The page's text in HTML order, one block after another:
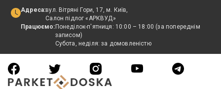
Адреса:вул. Вітряні Гори, 17, м. Київ,
Салон підлог «АРКВУД»
Працюємо: Понеділок-п'ятниця: 10:00 – 18:00 (за попереднім
записом)
Субота, неділя: за домовленістю